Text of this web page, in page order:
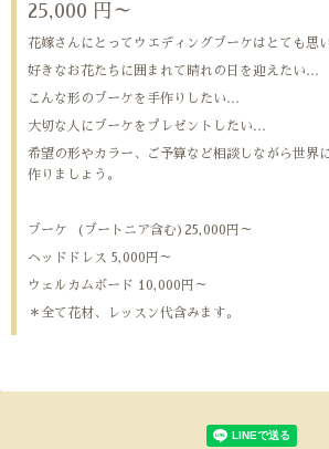
25,000 円～
花嫁さんにとってウエディングブーケはとても思
好きなお花たちに囲まれて晴れの日を迎えたい…
こんな形のブーケを手作りしたい…
大切な人にブーケをプレゼントしたい…
希望の形やカラー、ご予算など相談しながら世界
作りましょう。
ブーケ (ブートニア含む)25,000円～
ヘッドドレス 5,000円～
ウェルカムボード 10,000円～
＊全て花材、レッスン代含みます。